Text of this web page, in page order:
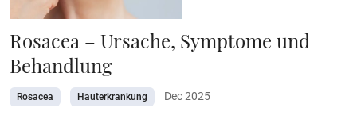
Rosacea – Ursache, Symptome und
Behandlung
Rosacea Hauterkrankung Dec 2025